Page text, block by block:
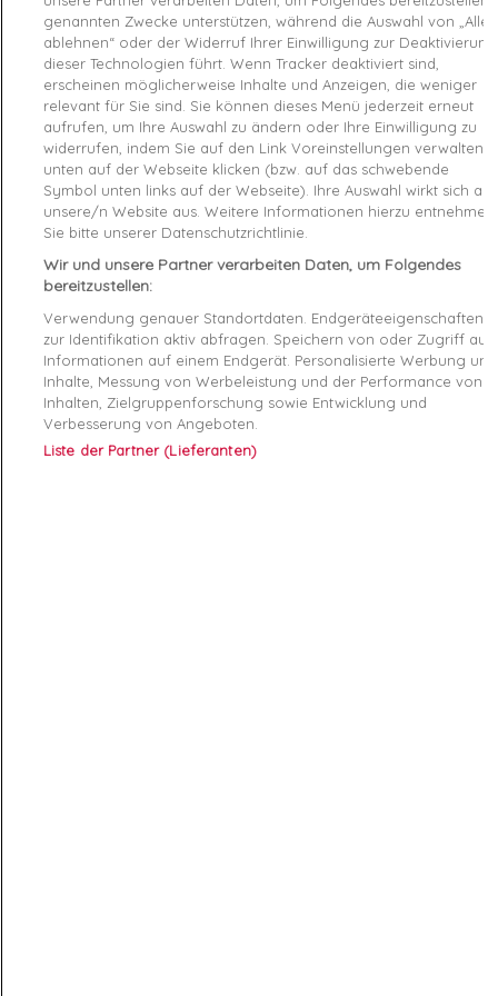
Product Details
Produktsicherheitsverordnung (GPSR)
Reference 400323-06 38
Data sheet
Matière
Conseil pointure Prenez votre pointure habituelle
Genre Femme
Fermeture Lacets
genannten Zwecke unterstützen, während die Auswahl von „Alle
ablehnen“ oder der Widerruf Ihrer Einwilligung zur Deaktivierung
dieser Technologien führt. Wenn Tracker deaktiviert sind,
erscheinen möglicherweise Inhalte und Anzeigen, die weniger
relevant für Sie sind. Sie können dieses Menü jederzeit erneut
aufrufen, um Ihre Auswahl zu ändern oder Ihre Einwilligung zu
widerrufen, indem Sie auf den Link Voreinstellungen verwalten
unten auf der Webseite klicken (bzw. auf das schwebende
Symbol unten links auf der Webseite). Ihre Auswahl wirkt sich auf
unsere/n Website aus. Weitere Informationen hierzu entnehmen
Sie bitte unserer Datenschutzrichtlinie.
Wir und unsere Partner verarbeiten Daten, um Folgendes
bereitzustellen:
Verwendung genauer Standortdaten. Endgeräteeigenschaften
zur Identifikation aktiv abfragen. Speichern von oder Zugriff auf
Informationen auf einem Endgerät. Personalisierte Werbung und
Inhalte, Messung von Werbeleistung und der Performance von
Inhalten, Zielgruppenforschung sowie Entwicklung und
Verbesserung von Angeboten.
Liste der Partner (Lieferanten)